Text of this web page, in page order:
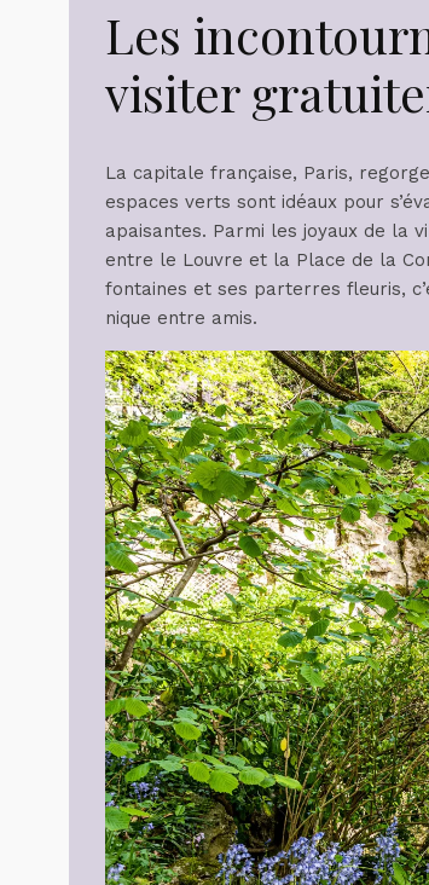
Les
visiter
La capitale française, Paris,
espaces verts sont idéaux pour
apaisantes. Parmi les joyaux de la
entre le Louvre et la Place de la
fontaines et ses parterres fleuris,
nique entre amis.